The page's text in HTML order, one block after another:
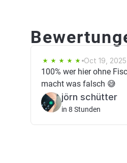
Oct 19, 2025
100% wer hier ohne
macht was falsch 😅
jörn schütter
in 8 Stunden